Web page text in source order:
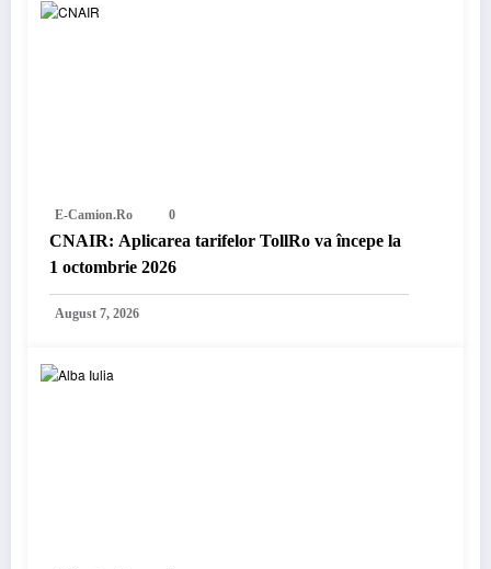
E-Camion.ro 0
CNAIR: Aplicarea tarifelor TollRo va începe la
1 octombrie 2026
August 7, 2026